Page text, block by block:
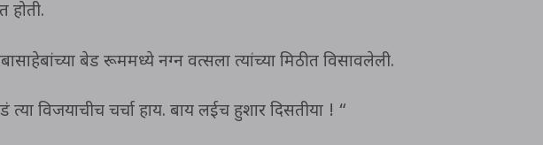
बेड रूममध्ये नग्न वत्सला त्यांच्या मिठीत विसावलेली.
विजयाचीच चर्चा हाय. बाय लईच हुशार दिसतीया ! “